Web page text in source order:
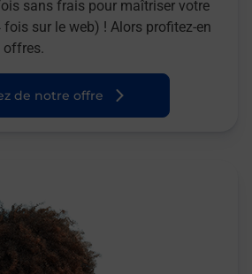
sans frais pour maîtriser votre
fois sur le web) ! Alors profitez-en
offres.
de notre offre